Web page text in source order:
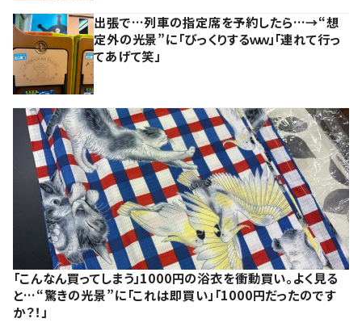
出張で…列車の指定席を予約したら…→“想
定外の光景”に「びっくりするｗｗ」「連れて行っ
てあげて笑」
「こんなん買ってしまう」1000円の浴衣を衝動買い。よく見る
と…“驚きの光景”に「これは即買い」「1000円だったのです
か？！」